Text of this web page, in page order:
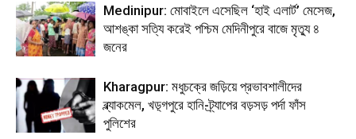
Medinipur: মোবাইলে এসেছিল ‘হাই এলার্ট’ মেসেজ,
আশঙ্কা সত্যি করেই পশ্চিম মেদিনীপুরে বাজে মৃত্যু ৪
জনের
Kharagpur: মধুচক্রে জড়িয়ে প্রভাবশালীদের
ব্ল্যাকমেল, খড়্গপুরে হানি-ট্র্যাপের বড়সড় পর্দা ফাঁস
পুলিশের